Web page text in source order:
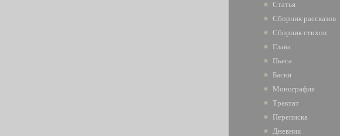
Статья
Сборник рассказов
Сборник стихов
Глава
Пьеса
Басня
Монография
Трактат
Переписка
Дневник